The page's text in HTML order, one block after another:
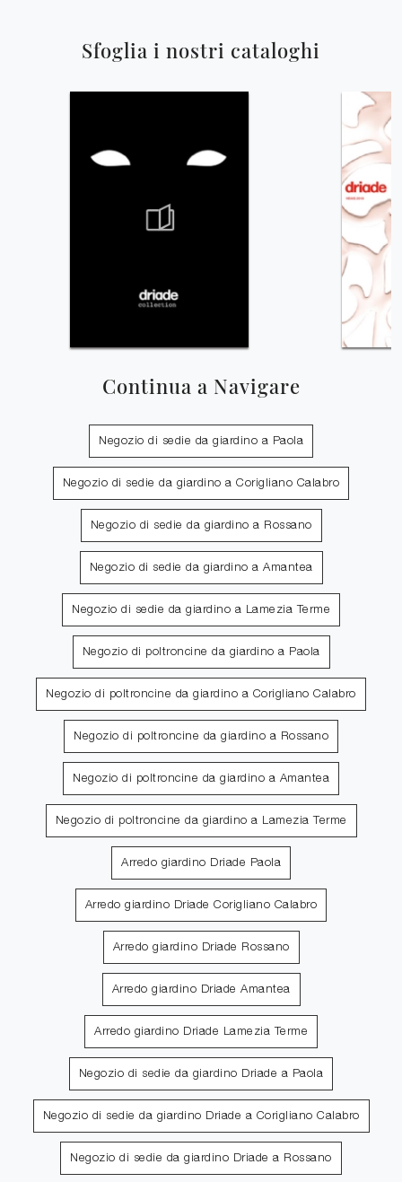
Sfoglia i nostri cataloghi
Continua a Navigare
Negozio di sedie da giardino a Paola
Negozio di sedie da giardino a Corigliano Calabro
Negozio di sedie da giardino a Rossano
Negozio di sedie da giardino a Amantea
Negozio di sedie da giardino a Lamezia Terme
Negozio di poltroncine da giardino a Paola
Negozio di poltroncine da giardino a Corigliano Calabro
Negozio di poltroncine da giardino a Rossano
Negozio di poltroncine da giardino a Amantea
Negozio di poltroncine da giardino a Lamezia Terme
Arredo giardino Driade Paola
Arredo giardino Driade Corigliano Calabro
Arredo giardino Driade Rossano
Arredo giardino Driade Amantea
Arredo giardino Driade Lamezia Terme
Negozio di sedie da giardino Driade a Paola
Negozio di sedie da giardino Driade a Corigliano Calabro
Negozio di sedie da giardino Driade a Rossano